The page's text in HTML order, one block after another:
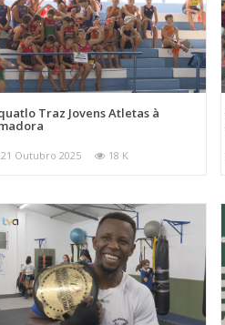
Traz Jovens Atletas à
21 Outubro 2025 18 K